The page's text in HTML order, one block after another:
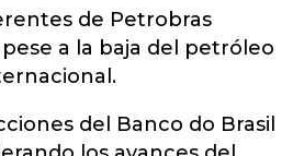
de Petrobras
a la baja del petróleo
del Banco do Brasil